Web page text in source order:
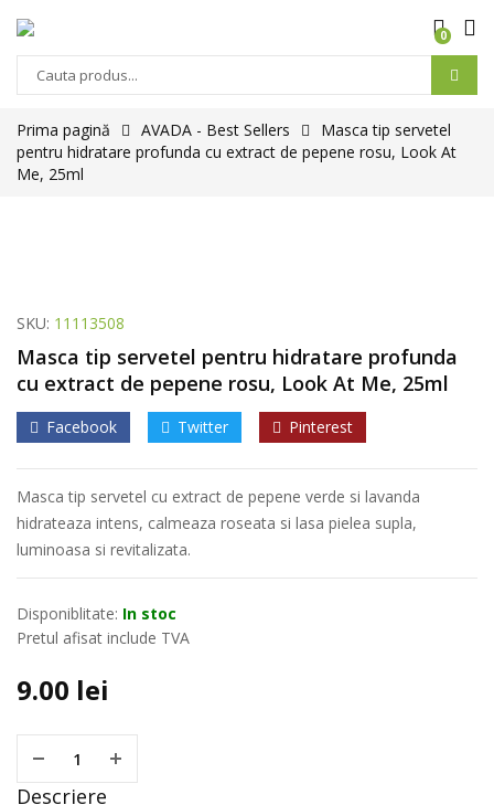
0
Prima pagină AVADA - Best Sellers
Masca tip servetel
pentru hidratare profunda cu extract de pepene rosu, Look At
Me, 25ml
SKU: 11113508
Masca tip servetel pentru hidratare profunda
cu extract de pepene rosu, Look At Me, 25ml
Facebook Twitter Pinterest
Masca tip servetel cu extract de pepene verde si lavanda
hidrateaza intens, calmeaza roseata si lasa pielea supla,
luminoasa si revitalizata.
Disponiblitate: In stoc
Pretul afisat include TVA
9.00 lei
Descriere